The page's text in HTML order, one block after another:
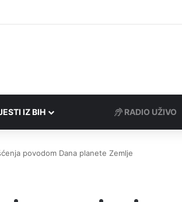
IZ BIH RADIO UŽIVO
povodom Dana planete Zemlje